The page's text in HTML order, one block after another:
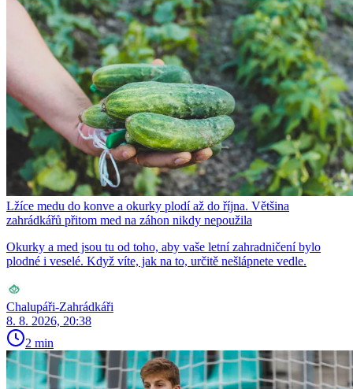
Lžíce medu do konve a okurky plodí až do října. Většina
zahrádkářů přitom med na záhon nikdy nepoužila
Okurky a med jsou tu od toho, aby vaše letní zahradničení bylo
plodné i veselé. Když víte, jak na to, určitě nešlápnete vedle.
Chalupáři-Zahrádkáři
8. 8. 2026, 20:38
2 min